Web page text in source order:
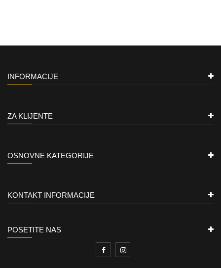
INFORMACIJE
ZA KLIJENTE
OSNOVNE KATEGORIJE
KONTAKT INFORMACIJE
POSETITE NAS